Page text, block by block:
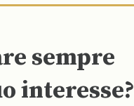
sempre
interesse?